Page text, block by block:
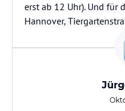
erst ab 12 Uhr). Und für
Hannover,